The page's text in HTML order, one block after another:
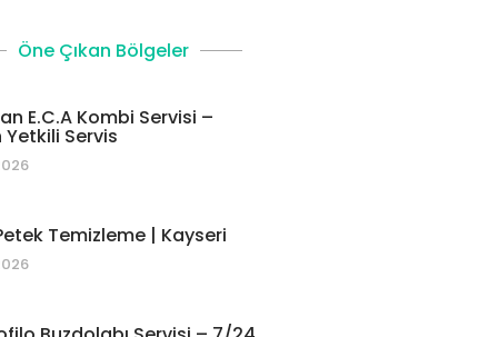
Öne Çıkan Bölgeler
E.C.A Kombi Servisi –
Servis
Temizleme | Kayseri